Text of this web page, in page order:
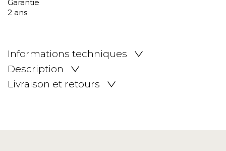
Informations techniques
Description
Livraison et retours